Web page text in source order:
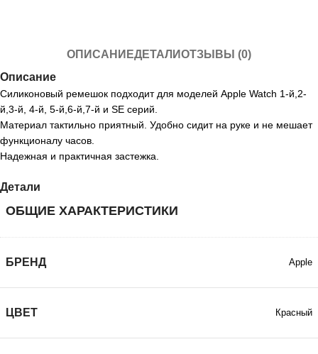
ОПИСАНИЕДЕТАЛИОТЗЫВЫ (0)
Описание
Силиконовый ремешок подходит для моделей Apple Watch 1-й,2-
й,3-й, 4-й, 5-й,6-й,7-й и SE серий.
Материал тактильно приятный. Удобно сидит на руке и не мешает
функционалу часов.
Надежная и практичная застежка.
Детали
ОБЩИЕ ХАРАКТЕРИСТИКИ
БРЕНД Apple
ЦВЕТ Красный